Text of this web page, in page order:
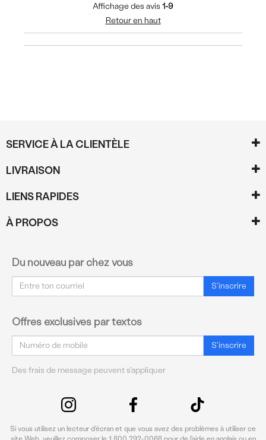
Affichage des avis1-9
Retour en haut
SERVICE À LA CLIENTÈLE
LIVRAISON
LIENS RAPIDES
À PROPOS
Du nouveau par chez vous
Courriel S'inscrire
Offres exclusives par textos
Courriel S'inscrire
Des frais de message peuvent s'appliquer
Si vous utilisez un lecteur d’écran et que vous avez des problèmes à utiliser ce